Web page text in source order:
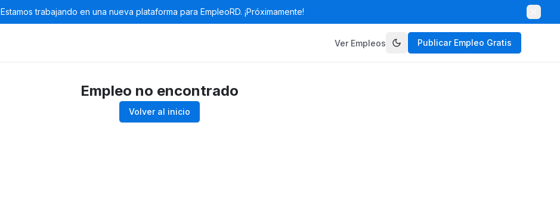
Estamos trabajando en una nueva plataforma para EmpleoRD. ¡Próximamente!
Ver Empleos Publicar Empleo Gratis
Empleo no encontrado
Volver al inicio